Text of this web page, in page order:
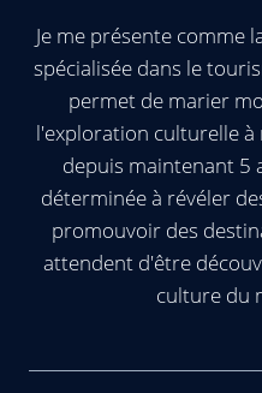
Je me présente comme
spécialisée dans le
permet de marier
l'exploration culturelle
depuis maintenant 5
déterminée à révéler
promouvoir des
attendent d'être
culture du